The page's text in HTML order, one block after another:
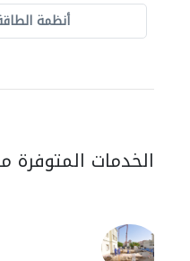
أنظمة
الخدمات